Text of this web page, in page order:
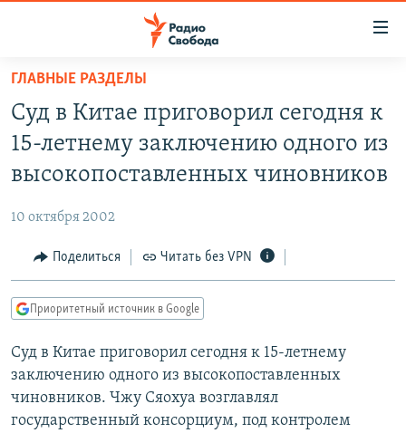
упрощенного
доступа
Вернуться
основному
Вернутся
Вернутся
поиску
ПОДКАСТЫ
АВТОРСКИЕ ПРОЕКТЫ
МНЕНИЯ
КУЛЬТУРА
КАВКАЗ.РЕАЛИИ
СЕВЕР.РЕАЛИИ
СИБИРЬ.РЕАЛИИ
РАСПИСАНИЕ ВЕЩАНИЯ
ГЛАВНЫЕ РАЗДЕЛЫ
Суд в Китае приговорил сегодня к
15-летнему заключению одного из
высокопоставленных чиновников
10 октября 2002
Поделиться Читать без VPN
Приоритетный источник в Google
Суд в Китае приговорил сегодня к 15-летнему
заключению одного из высокопоставленных
чиновников. Чжу Сяохуа возглавлял
государственный консорциум, под контролем